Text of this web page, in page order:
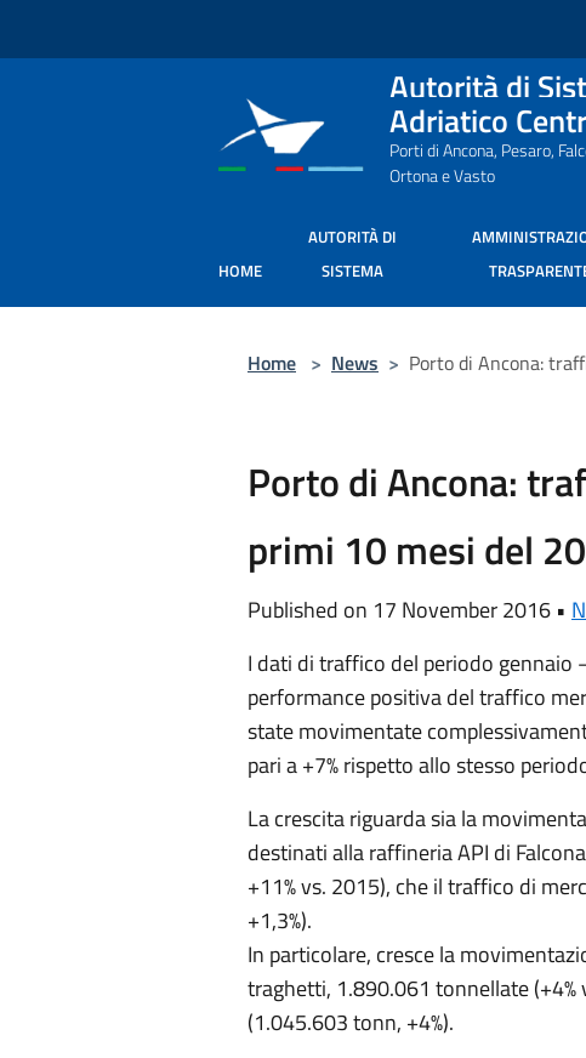
Autorità di
Adriatico
Porti di Ancona, Pesaro,
Ortona e Vasto
HOME
AUTORITÀ DI
SISTEMA
Home > News > Porto di Ancona:
Porto di Ancona:
primi 10 mesi del
Published on 17 November 2016 •
I dati di traffico del periodo
performance positiva del traffico
state movimentate
pari a +7% rispetto allo stesso
La crescita riguarda sia la
destinati alla raffineria API di
+11% vs. 2015), che il traffico di
+1,3%).
In particolare, cresce la
traghetti, 1.890.061 tonnellate (+4%
(1.045.603 tonn, +4%).